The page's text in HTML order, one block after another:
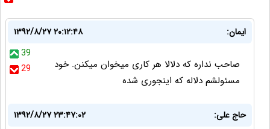
ایمان:
۱۳۹۲/۸/۲۷ ۲۰:۱۲:۴۸
39
29
صاحب نداره که دلالا هر کاری میخوان میکنن. خود
مسئولشم دلاله که اینجوری شده
حاج علی:
۱۳۹۲/۸/۲۷ ۲۳:۴۷:۰۲